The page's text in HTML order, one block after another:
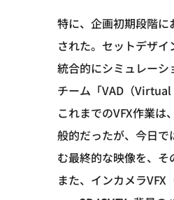
特に、企画初期段階
された。セットデザ
統合的にシミュレー
チーム「VAD（
これまでのVFX作業
般的だったが、今日
む最終的な映像を、そ
また、インカメラVFX